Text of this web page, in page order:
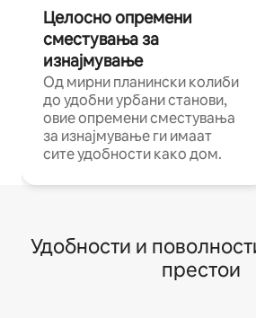
Целосно опремени
сместувања за
изнајмување
Од мирни планински колиби
до удобни урбани станови,
овие опремени сместувања
за изнајмување ги имаат
сите удобности како дом.
Удобности и
престои